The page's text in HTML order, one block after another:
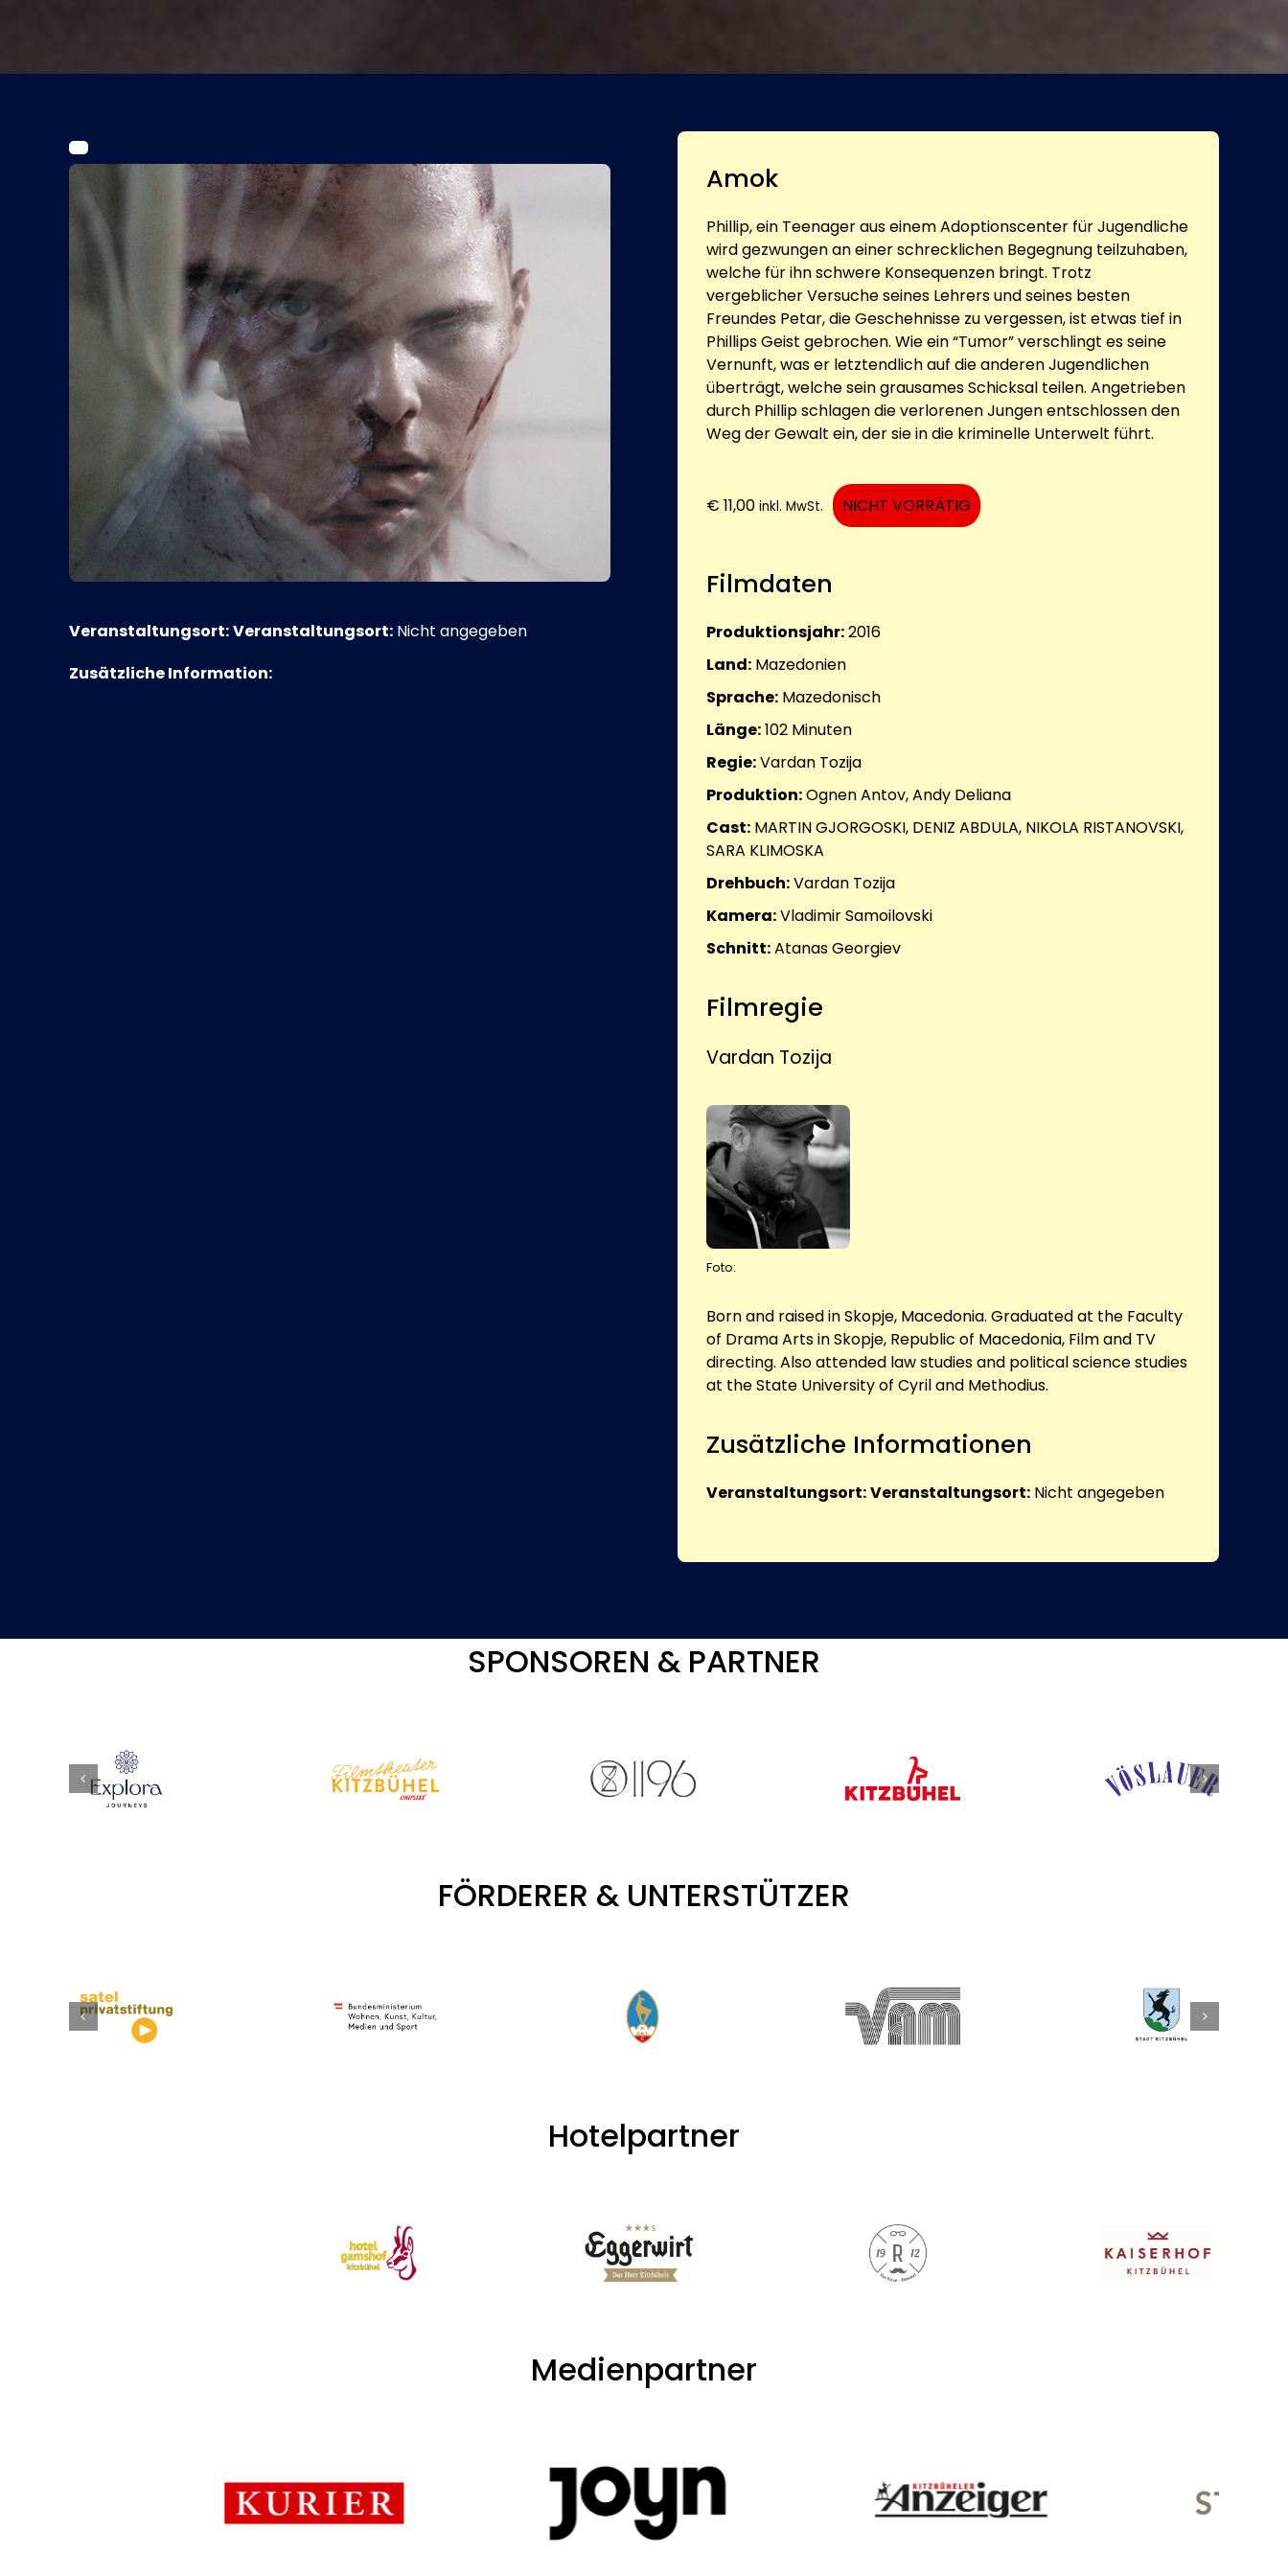
Veranstaltungsort:Veranstaltungsort: Nicht angegeben
Zusätzliche Information:
Amok
Phillip, ein Teenager aus einem Adoptionscenter für Jugendliche
wird gezwungen an einer schrecklichen Begegnung teilzuhaben,
welche für ihn schwere Konsequenzen bringt. Trotz
vergeblicher Versuche seines Lehrers und seines besten
Freundes Petar, die Geschehnisse zu vergessen, ist etwas tief in
Phillips Geist gebrochen. Wie ein “Tumor” verschlingt es seine
Vernunft, was er letztendlich auf die anderen Jugendlichen
überträgt, welche sein grausames Schicksal teilen. Angetrieben
durch Phillip schlagen die verlorenen Jungen entschlossen den
Weg der Gewalt ein, der sie in die kriminelle Unterwelt führt.
€ 11,00 inkl. MwSt. NICHT VORRÄTIG
Filmdaten
Produktionsjahr:2016
Land: Mazedonien
Sprache: Mazedonisch
Länge:102 Minuten
Regie:Vardan Tozija
Produktion:Ognen Antov, Andy Deliana
Cast: MARTIN GJORGOSKI, DENIZ ABDULA, NIKOLA RISTANOVSKI,
SARA KLIMOSKA
Drehbuch:Vardan Tozija
Kamera:Vladimir Samoilovski
Schnitt:Atanas Georgiev
Filmregie
Vardan Tozija
Foto:
Born and raised in Skopje, Macedonia. Graduated at the Faculty
of Drama Arts in Skopje, Republic of Macedonia, Film and TV
directing. Also attended law studies and political science studies
at the State University of Cyril and Methodius.
Zusätzliche Informationen
Veranstaltungsort:Veranstaltungsort: Nicht angegeben
SPONSOREN & PARTNER
FÖRDERER & UNTERSTÜTZER
Hotelpartner
Medienpartner